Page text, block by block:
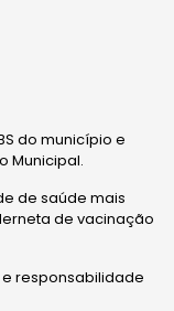
do município e
Municipal.
de saúde mais
de vacinação
responsabilidade